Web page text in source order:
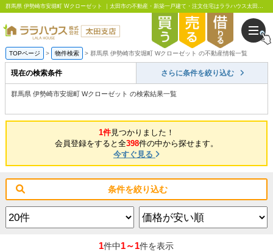
群馬県 伊勢崎市安堀町 Wクローゼット ｜太田市の不動産・新築一戸建て・注文住宅はララハウス太田支店
TOPページ 物件検索 群馬県 伊勢崎市安堀町 Wクローゼット の不動産情報一覧
現在の検索条件 さらに条件を絞り込む
群馬県 伊勢崎市安堀町 Wクローゼット の検索結果一覧
1件見つかりました！
会員登録をすると全398件の中から探せます。
今すぐ見る
条件を絞り込む
1件中1～1件を表示